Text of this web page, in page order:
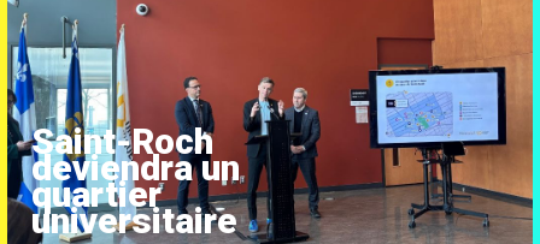
Saint-Roch
deviendra un
quartier
universitaire